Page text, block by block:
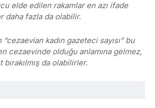
elde edilen rakamlar en azı ifade
daha fazla da olabilir.
kadın gazeteci sayısı” bu
cezaevinde olduğu anlamına gelmez,
da olabilirler.